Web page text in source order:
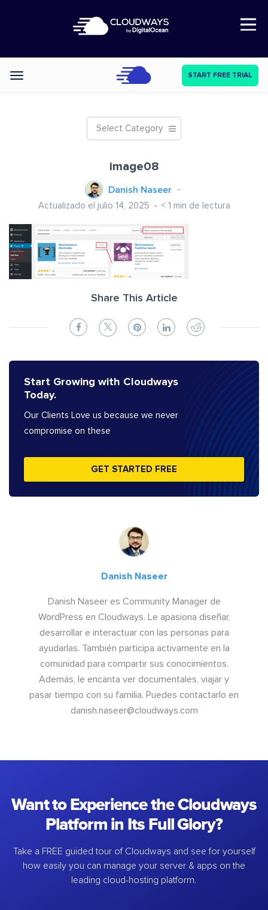
Open Nav
Categories START FREE TRIAL
Select Category
image08
Danish Naseer
Actualizado el julio 14, 2025 < 1 min de lectura
Share This Article
Start Growing with Cloudways
Today.
Our Clients Love us because we never
compromise on these
GET STARTED FREE
Danish Naseer
Danish Naseer es Community Manager de
WordPress en Cloudways. Le apasiona diseñar,
desarrollar e interactuar con las personas para
ayudarlas. También participa activamente en la
comunidad para compartir sus conocimientos.
Además, le encanta ver documentales, viajar y
pasar tiempo con su familia. Puedes contactarlo en
danish.naseer@cloudways.com
Want to Experience the Cloudways
Platform in Its Full Glory?
Take a FREE guided tour of Cloudways and see for yourself
how easily you can manage your server & apps on the
leading cloud-hosting platform.